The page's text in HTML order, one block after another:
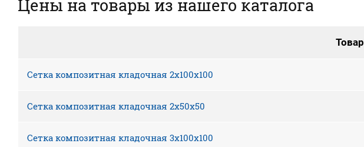
Цены на товары из нашего каталога
Товар
Сетка композитная кладочная 2х100х100
Сетка композитная кладочная 2х50х50
Сетка композитная кладочная 3х100х100